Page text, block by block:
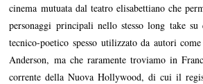
cinema mutuata dal teatro elisabettiano che
personaggi principali nello stesso long take
tecnico-poetico spesso utilizzato da autori
Anderson, ma che raramente troviamo in
corrente della Nuova Hollywood, di cui il